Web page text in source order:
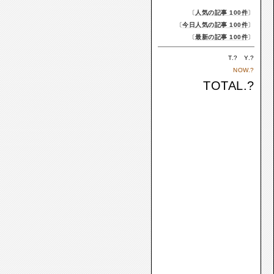
〔 人気の記事 100件〕
〔今日人気の記事 100件〕
〔最新の記事 100件〕
T.? Y.?
NOW.?
TOTAL.?